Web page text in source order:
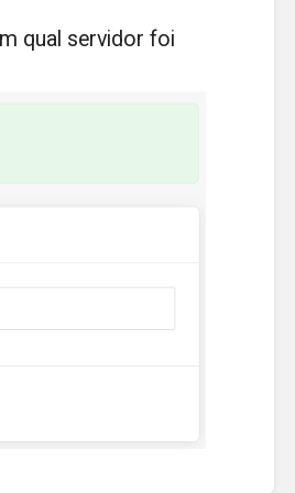
qual servidor foi